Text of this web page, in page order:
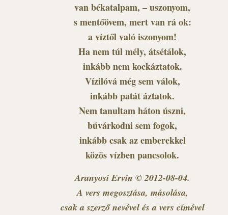
van békatalpam, – uszonyom,
s mentőövem, mert van rá ok:
a víztől való iszonyom!
Ha nem túl mély, átsétálok,
inkább nem kockáztatok.
Vízilóvá még sem válok,
inkább patát áztatok.
Nem tanultam háton úszni,
búvárkodni sem fogok,
inkább csak az emberekkel
közös vízben pancsolok.
Aranyosi Ervin © 2012-08-04.
A vers megosztása, másolása,
csak a szerző nevével és a vers címével